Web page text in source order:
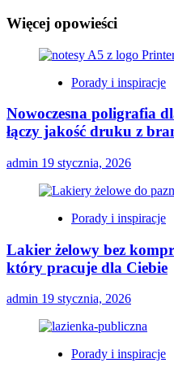
Więcej opowieści
Porady i inspiracje
Nowoczesna poligrafia
łączy jakość druku z
admin 19 stycznia, 2026
Porady i inspiracje
Lakier żelowy bez
który pracuje dla Ciebie
admin 19 stycznia, 2026
Porady i inspiracje